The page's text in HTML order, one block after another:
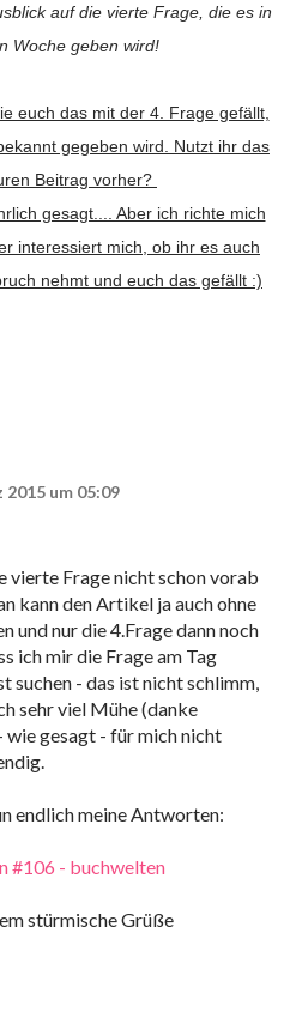
Woche geben wird!
euch das mit der 4. Frage gefällt,
gegeben wird. Nutzt ihr das
Beitrag vorher?
gesagt.... Aber ich richte mich
interessiert mich, ob ihr es auch
nehmt und euch das gefällt :)
2015 um 05:09
vierte Frage nicht schon vorab
kann den Artikel ja auch ohne
und nur die 4.Frage dann noch
ich mir die Frage am Tag
suchen - das ist nicht schlimm,
sehr viel Mühe (danke
wie gesagt - für mich nicht
endlich meine Antworten:
#106 - buchwelten
stürmische Grüße